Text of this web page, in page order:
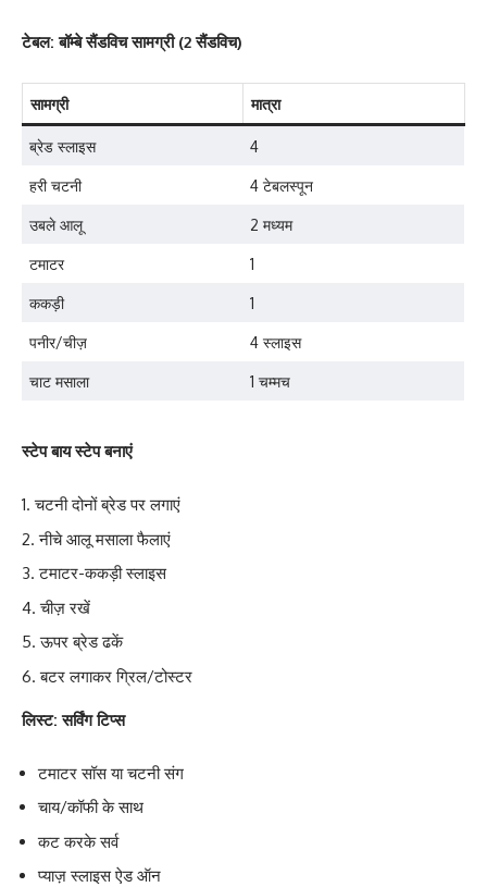
टेबल: बॉम्बे सैंडविच सामग्री (2 सैंडविच)
सामग्री मात्रा
ब्रेड स्लाइस
4
हरी चटनी
4 टेबलस्पून
उबले आलू
2 मध्यम
टमाटर
1
ककड़ी
1
पनीर/चीज़
4 स्लाइस
चाट मसाला
1 चम्मच
स्टेप बाय स्टेप बनाएं
चटनी दोनों ब्रेड पर लगाएं
नीचे आलू मसाला फैलाएं
टमाटर-ककड़ी स्लाइस
चीज़ रखें
ऊपर ब्रेड ढकें
बटर लगाकर ग्रिल/टोस्टर
लिस्ट: सर्विंग टिप्स
टमाटर सॉस या चटनी संग
चाय/कॉफी के साथ
कट करके सर्व
प्याज़ स्लाइस ऐड ऑन